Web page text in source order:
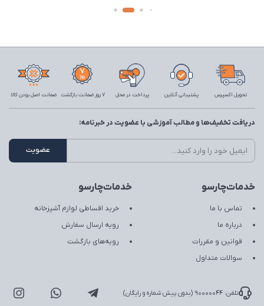
تحویل اکسپرس پشتیبانی آنلاین پرداخت در محل 7 روز ضمانت بازگشت ضمانت اصل بودن کالا
خدمات‌چارسو
تماس با ما
درباره ما
قوانین و مقررات
سوالات متداول
خدمات‌چارسو
خرید اقساطی لوازم آشپزخانه
رویه ارسال سفارش
رویه‌های بازگشت
دریافت تخفیف‌ها و مطالب آموزشی با عضویت در خبرنامه:
تلفن: 90000044 (بدون پیش شماره و رایگان)